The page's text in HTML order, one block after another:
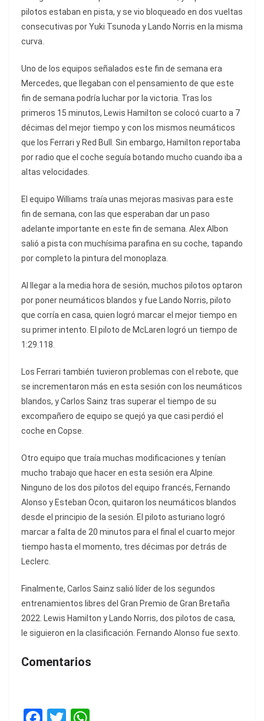
pilotos estaban en pista, y se vio bloqueado en dos vueltas
consecutivas por Yuki Tsunoda y Lando Norris en la misma
curva.
Uno de los equipos señalados este fin de semana era
Mercedes, que llegaban con el pensamiento de que este
fin de semana podría luchar por la victoria. Tras los
primeros 15 minutos, Lewis Hamilton se colocó cuarto a 7
décimas del mejor tiempo y con los mismos neumáticos
que los Ferrari y Red Bull. Sin embargo, Hamilton reportaba
por radio que el coche seguía botando mucho cuando iba a
altas velocidades.
El equipo Williams traía unas mejoras masivas para este
fin de semana, con las que esperaban dar un paso
adelante importante en este fin de semana. Alex Albon
salió a pista con muchísima parafina en su coche, tapando
por completo la pintura del monoplaza.
Al llegar a la media hora de sesión, muchos pilotos optaron
por poner neumáticos blandos y fue Lando Norris, piloto
que corría en casa, quien logró marcar el mejor tiempo en
su primer intento. El piloto de McLaren logró un tiempo de
1:29.118.
Los Ferrari también tuvieron problemas con el rebote, que
se incrementaron más en esta sesión con los neumáticos
blandos, y Carlos Sainz tras superar el tiempo de su
excompañero de equipo se quejó ya que casi perdió el
coche en Copse.
Otro equipo que traía muchas modificaciones y tenían
mucho trabajo que hacer en esta sesión era Alpine.
Ninguno de los dos pilotos del equipo francés, Fernando
Alonso y Esteban Ocon, quitaron los neumáticos blandos
desde el principio de la sesión. El piloto asturiano logró
marcar a falta de 20 minutos para el final el cuarto mejor
tiempo hasta el momento, tres décimas por detrás de
Leclerc.
Finalmente, Carlos Sainz salió líder de los segundos
entrenamientos libres del Gran Premio de Gran Bretaña
2022. Lewis Hamilton y Lando Norris, dos pilotos de casa,
le siguieron en la clasificación. Fernando Alonso fue sexto.
Comentarios